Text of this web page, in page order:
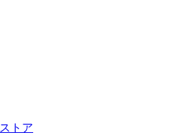
トア